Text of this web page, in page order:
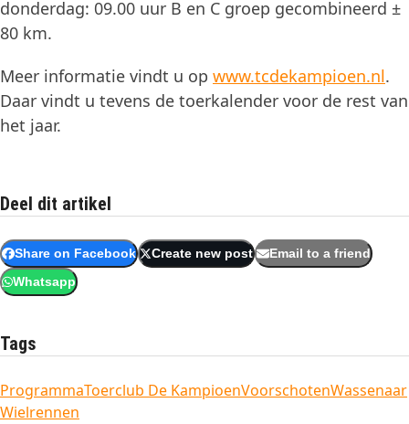
donderdag: 09.00 uur B en C groep gecombineerd ±
80 km.
Meer informatie vindt u op www.tcdekampioen.nl.
Daar vindt u tevens de toerkalender voor de rest van
het jaar.
Deel dit artikel
Share on Facebook Create new post Email to a friend
Whatsapp
Tags
ProgrammaToerclub De KampioenVoorschotenWassenaar
Wielrennen